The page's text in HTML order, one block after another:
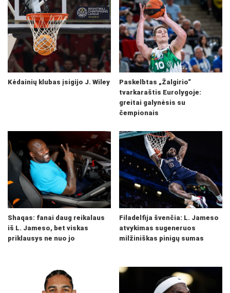
Kėdainių klubas įsigijo J. Wiley
Paskelbtas „Žalgirio“
tvarkaraštis Eurolygoje:
greitai galynėsis su
čempionais
Shaqas: fanai daug reikalaus
iš L. Jameso, bet viskas
priklausys ne nuo jo
Filadelfija švenčia: L. Jameso
atvykimas sugeneruos
milžiniškas pinigų sumas